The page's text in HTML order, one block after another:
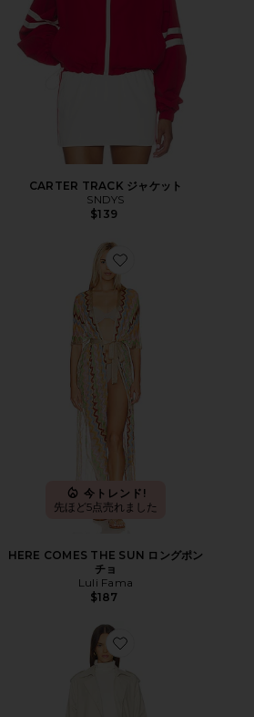
CARTER TRACK ジャケット
SNDYS
$139
Favorite HERE COMES
今トレンド!
先ほど5点売れました
HERE COMES THE SUN ロングポン
チョ
Luli Fama
$187
Favorite TRENCHEROUS